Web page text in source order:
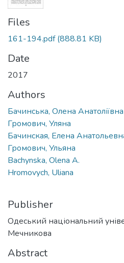
Files
161-194.pdf(888.81 KB)
Date
2017
Authors
Бачинська, Олена Анатоліївна
Громович, Уляна
Бачинская, Елена
Громович, Ульяна
Bachynska, Olena A.
Hromovych, Uliana
Publisher
Одеський національний
Мечникова
Abstract